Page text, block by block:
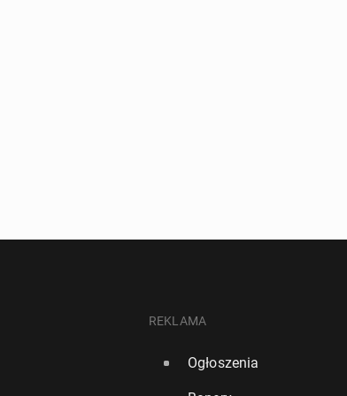
REKLAMA
Ogłoszenia